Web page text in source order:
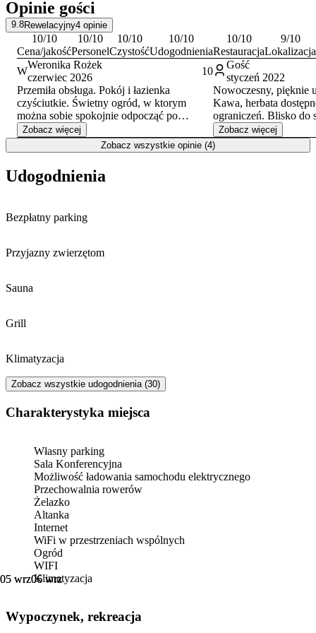
Rezydencję Prezydenta RP Zamek w Wiśle.
Goście w swoich opiniach wysoko oceniają czystość, personel oraz
ogólny komfort pobytu.
Opinie gości
9.8Rewelacyjny4 opinie
10/10
Cena/jakość
10/10
Personel
10/10
Czystość
10/10
Udogodnienia
10/10
Restauracja
9/10
Lokalizacja
W
Weronika Rożek
czerwiec 2026
10
Przemiła obsługa. Pokój i łazienka
czyściutkie. Świetny ogród, w ktorym
można sobie spokojnie odpocząć po
intensywnym dniu. W pobliżu obiektu
sklep żabka i sklep wiślanka. W obiekcie
znajduje się bezpłatny parking dla gości.
dla siebie. Bardzo polecam. Z pewnością
Zobacz więcej
Gość
styczeń 2022
Nowoczesny, pięknie
Kawa, herbata
ograniczeń. Blisko do
turystycznych.
Zobacz więcej
Zobacz wszystkie opinie (4)
05 wrz06 wrz
05 wrz06 wrz
Udogodnienia
Bezpłatny parking
Przyjazny zwierzętom
Sauna
Grill
Klimatyzacja
Zobacz wszystkie udogodnienia (30)
Charakterystyka miejsca
Własny parking
Sala Konferencyjna
Możliwość ładowania samochodu elektrycznego
Przechowalnia rowerów
Żelazko
Altanka
Internet
WiFi w przestrzeniach wspólnych
Ogród
WIFI
Klimatyzacja
Wypoczynek, rekreacja